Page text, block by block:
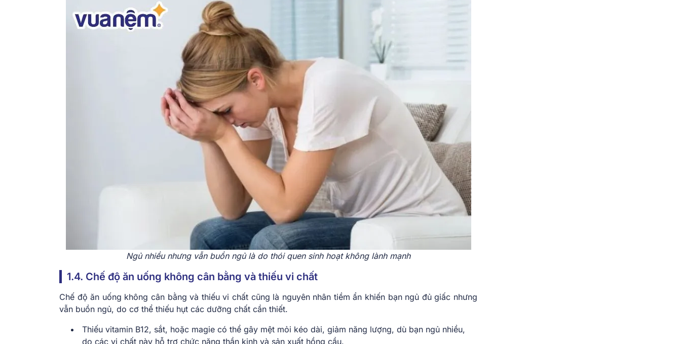
Ngủ nhiều nhưng vẫn buồn ngủ là do thói quen sinh hoạt không lành mạnh
1.4. Chế độ ăn uống không cân bằng và thiếu vi chất
Chế độ ăn uống không cân bằng và thiếu vi chất cũng là nguyên nhân tiềm ẩn khiến bạn ngủ đủ giấc nhưng
vẫn buồn ngủ, do cơ thể thiếu hụt các dưỡng chất cần thiết.
Thiếu vitamin B12, sắt, hoặc magie có thể gây mệt mỏi kéo dài, giảm năng lượng, dù bạn ngủ nhiều,
do các vi chất này hỗ trợ chức năng thần kinh và sản xuất hồng cầu.